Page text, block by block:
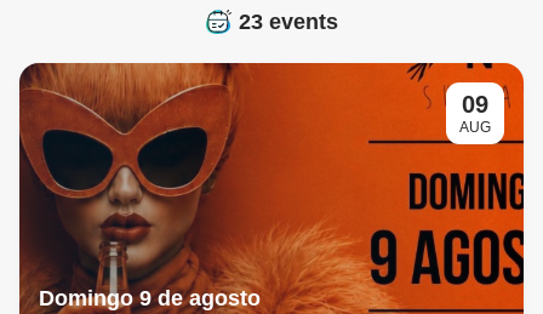
23 events
09
AUG
Domingo 9 de agosto